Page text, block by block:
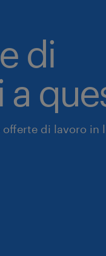
di
a
di lavoro in